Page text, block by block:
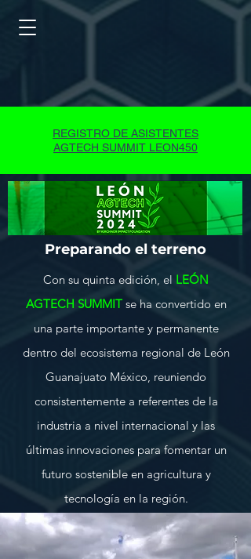
REGISTRO DE ASISTENTES
AGTECH SUMMIT LEON450
Preparando el terreno
Con su quinta edición, el LEÓN
AGTECH SUMMITse ha convertido en
una parte importante y permanente
dentro del ecosistema regional de León
Guanajuato México, reuniendo
consistentemente a referentes de la
industria a nivel internacional y las
últimas innovaciones para fomentar un
futuro sostenible en agricultura y
tecnología en la región.